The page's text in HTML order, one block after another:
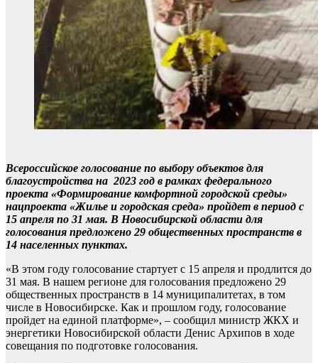
Всероссийское голосование по выбору объектов для
благоустройства на 2023 год в рамках федерального
проекта «Формирование комфортной городской среды»
нацпроекта «Жилье и городская среда» пройдет в период с
15 апреля по 31 мая. В Новосибирской области для
голосования предложено 29 общественных пространств в
14 населенных пунктах.
«В этом году голосование стартует с 15 апреля и продлится до
31 мая. В нашем регионе для голосования предложено 29
общественных пространств в 14 муниципалитетах, в том
числе в Новосибирске. Как и прошлом году, голосование
пройдет на единой платформе», – сообщил министр ЖКХ и
энергетики Новосибирской области Денис Архипов в ходе
совещания по подготовке голосования.